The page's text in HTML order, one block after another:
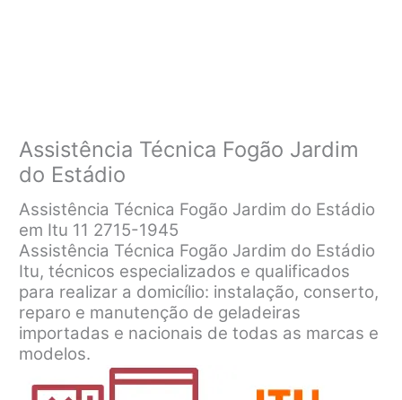
Assistência Técnica Fogão Jardim
do Estádio
Assistência Técnica Fogão Jardim do Estádio
em Itu 11 2715-1945
Assistência Técnica Fogão Jardim do Estádio
Itu, técnicos especializados e qualificados
para realizar a domicílio: instalação, conserto,
reparo e manutenção de geladeiras
importadas e nacionais de todas as marcas e
modelos.